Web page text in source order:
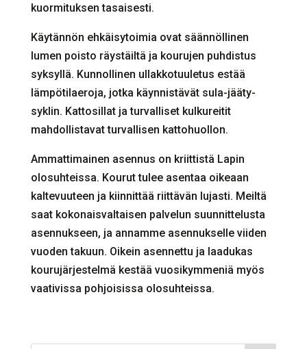
kuormituksen tasaisesti.
Käytännön ehkäisytoimia ovat säännöllinen
lumen poisto räystäiltä ja kourujen puhdistus
syksyllä. Kunnollinen ullakkotuuletus estää
lämpötilaeroja, jotka käynnistävät sula-jääty-
syklin. Kattosillat ja turvalliset kulkureitit
mahdollistavat turvallisen kattohuollon.
Ammattimainen asennus on kriittistä Lapin
olosuhteissa. Kourut tulee asentaa oikeaan
kaltevuuteen ja kiinnittää riittävän lujasti. Meiltä
saat kokonaisvaltaisen palvelun suunnittelusta
asennukseen, ja annamme asennukselle viiden
vuoden takuun. Oikein asennettu ja laadukas
kourujärjestelmä kestää vuosikymmeniä myös
vaativissa pohjoisissa olosuhteissa.